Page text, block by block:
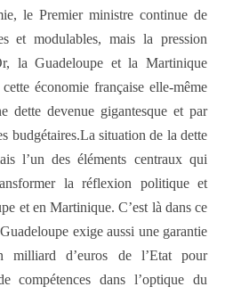
le Premier ministre continue de
et modulables, mais la pression
la Guadeloupe et la Martinique
économie française elle-même
dette devenue gigantesque et par
budgétaires.La situation de la dette
l’un des éléments centraux qui
la réflexion politique et
et en Martinique. C’est là dans ce
exige aussi une garantie
milliard d’euros de l’Etat pour
compétences dans l’optique du